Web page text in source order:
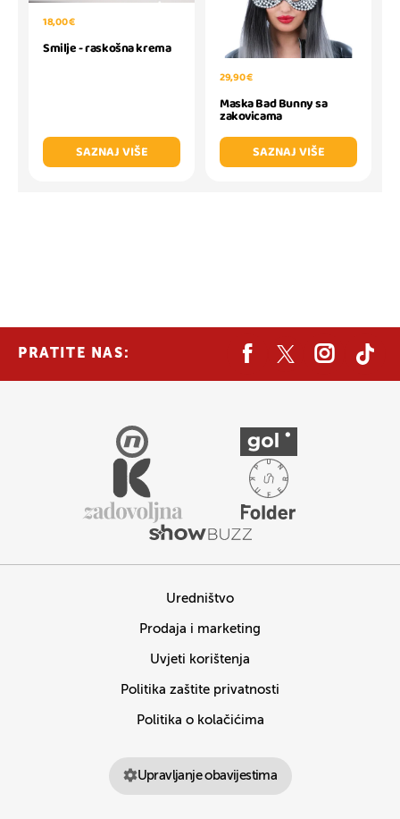
18,00 €
Smilje - raskošna krema
SAZNAJ VIŠE
29,90 €
Maska Bad Bunny sa
zakovicama
SAZNAJ VIŠE
PRATITE NAS:
Uredništvo
Prodaja i marketing
Uvjeti korištenja
Politika zaštite privatnosti
Politika o kolačićima
Upravljanje obavijestima